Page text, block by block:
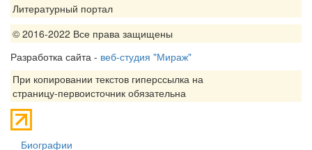
Литературный портал
© 2016-2022 Все права защищены
Разработка сайта - веб-студия "Мираж"
При копировании текстов гиперссылка на
страницу-первоисточник обязательна
Биографии